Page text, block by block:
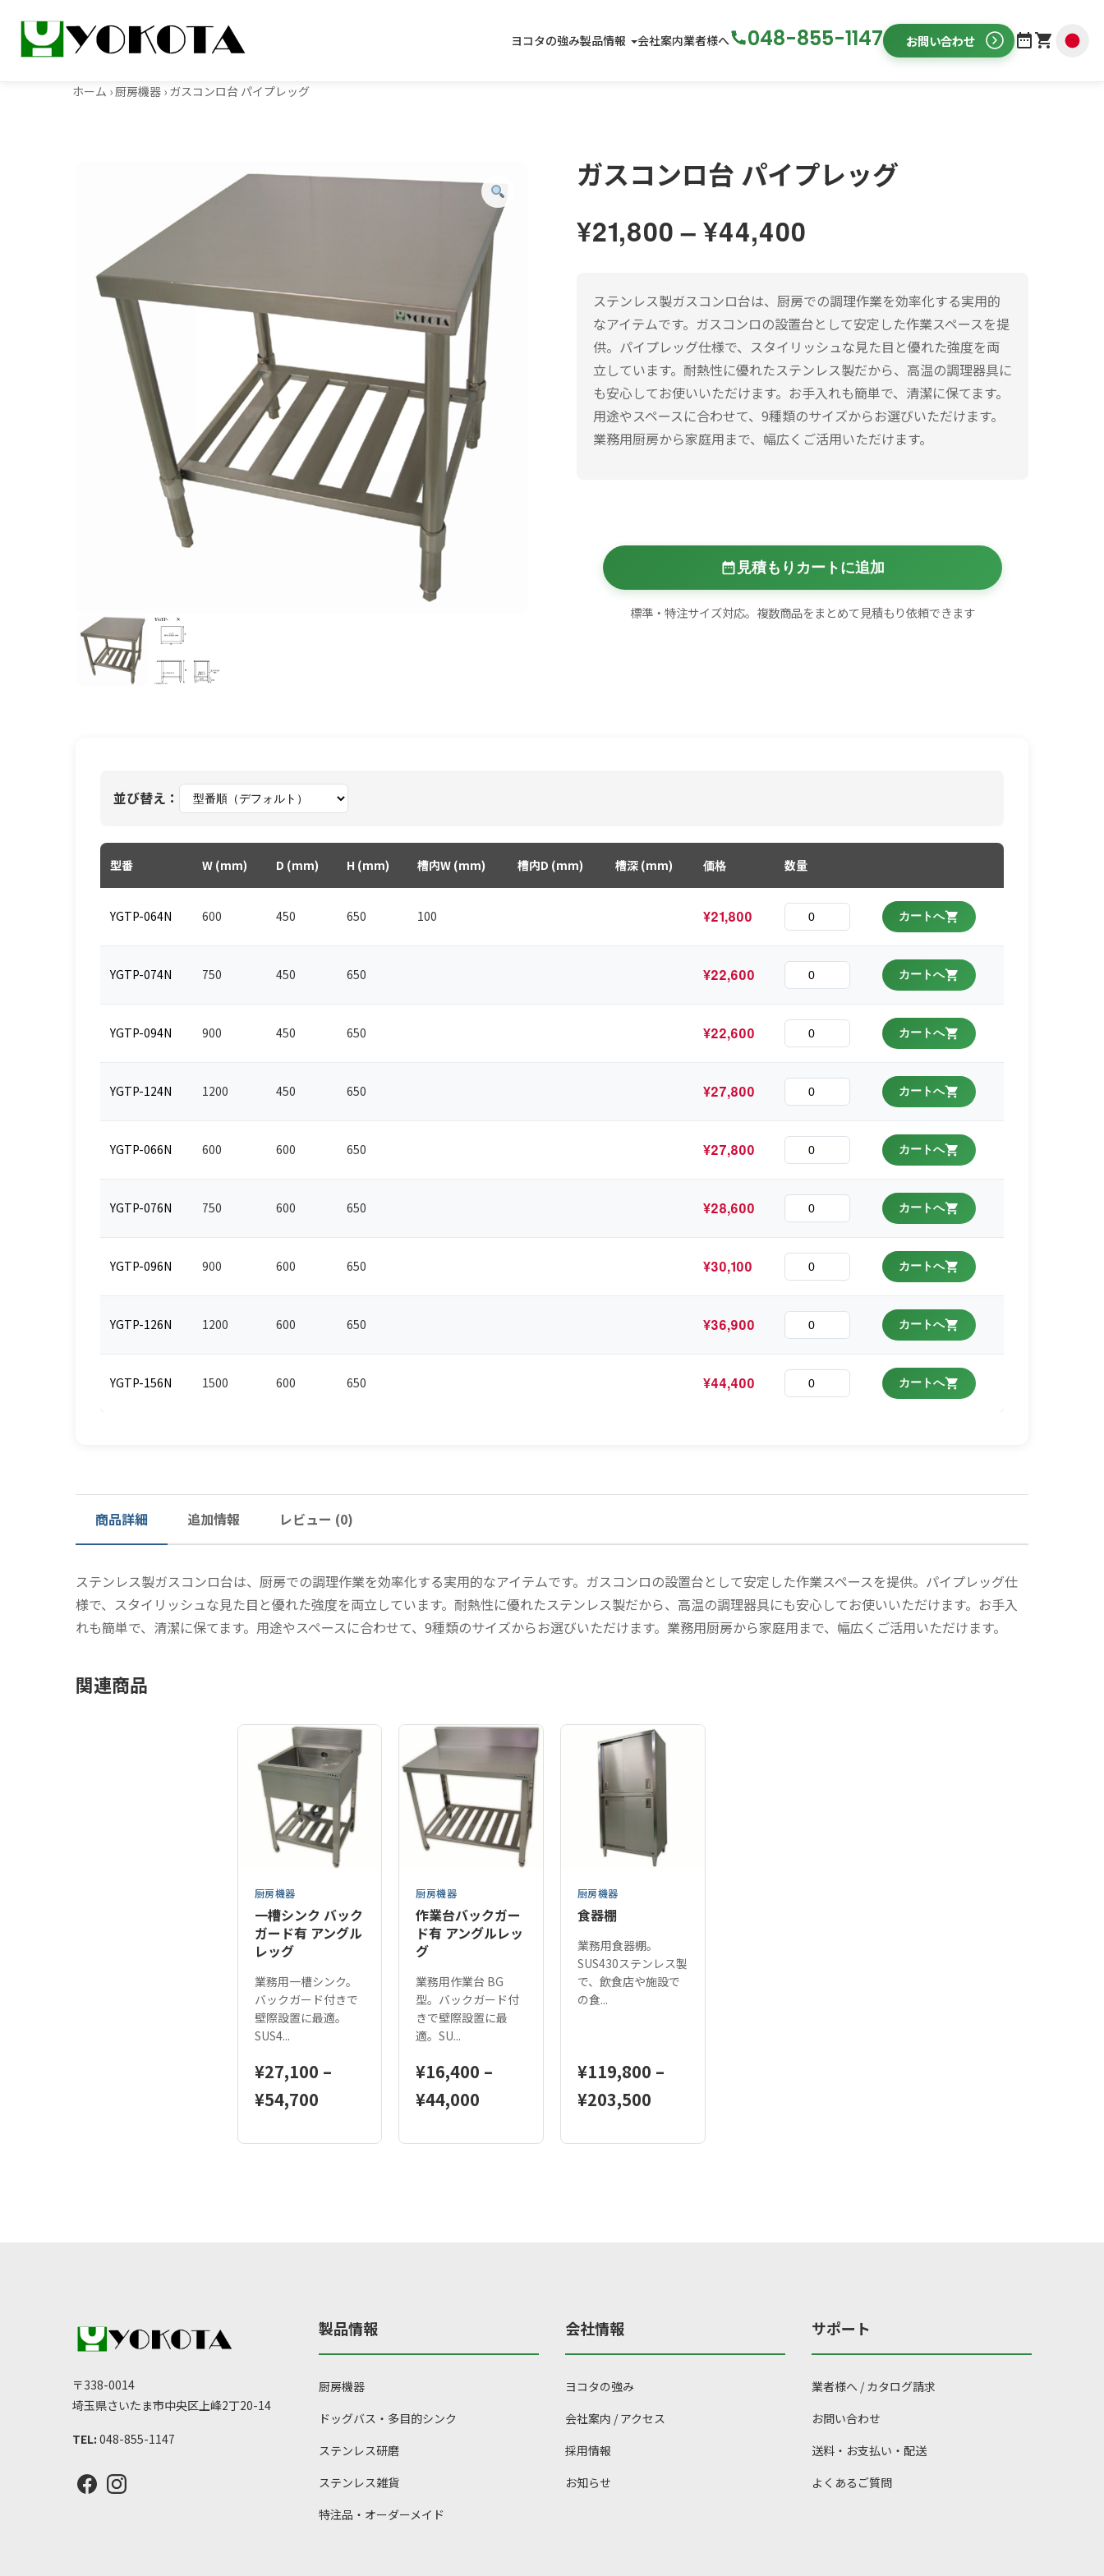
ヨコタの強み製品情報 会社案内業者様へ 048-855-1147 お問い合わせ
ホーム › 厨房機器 › ガスコンロ台 パイプレッグ
ガスコンロ台 パイプレッグ
¥21,800 –¥44,400
帯:
¥21,800
–
¥44,400
ステンレス製ガスコンロ台は、厨房での調理作業を効率化する実用的
なアイテムです。ガスコンロの設置台として安定した作業スペースを提
供。パイプレッグ仕様で、スタイリッシュな見た目と優れた強度を両
立しています。耐熱性に優れたステンレス製だから、高温の調理器具に
も安心してお使いいただけます。お手入れも簡単で、清潔に保てます。
用途やスペースに合わせて、9種類のサイズからお選びいただけます。
業務用厨房から家庭用まで、幅広くご活用いただけます。
見積もりカートに追加
標準・特注サイズ対応。複数商品をまとめて見積もり依頼できます
並び替え：
型番 W (mm) D (mm) H (mm) 槽内W (mm) 槽内D (mm) 槽深 (mm) 価格 数量
YGTP-064N 600 450 650 100 ¥21,800 カートへ
YGTP-074N 750 450 650 ¥22,600 カートへ
YGTP-094N 900 450 650 ¥22,600 カートへ
YGTP-124N 1200 450 650 ¥27,800 カートへ
YGTP-066N 600 600 650 ¥27,800 カートへ
YGTP-076N 750 600 650 ¥28,600 カートへ
YGTP-096N 900 600 650 ¥30,100 カートへ
YGTP-126N 1200 600 650 ¥36,900 カートへ
YGTP-156N 1500 600 650 ¥44,400 カートへ
商品詳細 追加情報 レビュー (0)
ステンレス製ガスコンロ台は、厨房での調理作業を効率化する実用的なアイテムです。ガスコンロの設置台として安定した作業スペースを提供。パイプレッグ仕
様で、スタイリッシュな見た目と優れた強度を両立しています。耐熱性に優れたステンレス製だから、高温の調理器具にも安心してお使いいただけます。お手入
れも簡単で、清潔に保てます。用途やスペースに合わせて、9種類のサイズからお選びいただけます。業務用厨房から家庭用まで、幅広くご活用いただけます。
関連商品
厨房機器
一槽シンク バック
ガード有 アングル
レッグ
業務用一槽シンク。
バックガード付きで
壁際設置に最適。
SUS4...
¥27,100 –
¥54,700価
ー
厨房機器
作業台バックガー
ド有 アングルレッ
グ
業務用作業台 BG
型。バックガード付
きで壁際設置に最
適。SU...
¥16,400 –
¥44,000
リ
シ
あ
厨房機器
食器棚
業務用食器棚。
SUS430ステンレス製
で、飲食店や施設で
の食...
¥119,800 –
¥203,500価
バ
リ
エ
シ
ョ
が
〒338-0014
埼玉県さいたま市中央区上峰2丁20-14
TEL: 048-855-1147
製品情報
厨房機器
ドッグバス・多目的シンク
ステンレス研磨
ステンレス雑貨
特注品・オーダーメイド
会社情報
ヨコタの強み
会社案内 / アクセス
採用情報
お知らせ
サポート
業者様へ / カタログ請求
お問い合わせ
送料・お支払い・配送
よくあるご質問